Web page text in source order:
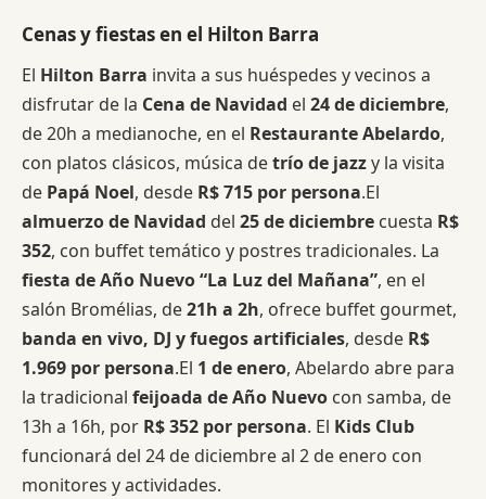
Cenas y fiestas en el Hilton Barra
El Hilton Barra invita a sus huéspedes y vecinos a
disfrutar de la Cena de Navidad el 24 de diciembre,
de 20h a medianoche, en el Restaurante Abelardo,
con platos clásicos, música detrío de jazzy la visita
de Papá Noel, desde R$ 715 por persona.El
almuerzo de Navidad del 25 de diciembre cuesta R$
352, con buffet temático y postres tradicionales. La
fiesta de Año Nuevo “La Luz del Mañana”, en el
salón Bromélias, de21h a 2h, ofrece buffet gourmet,
banda en vivo, DJ y fuegos artificiales, desde R$
1.969 por persona.El 1 de enero, Abelardo abre para
la tradicional feijoada de Año Nuevo con samba, de
13h a 16h, por R$ 352 por persona. El Kids Club
funcionará del 24 de diciembre al 2 de enero con
monitores y actividades.